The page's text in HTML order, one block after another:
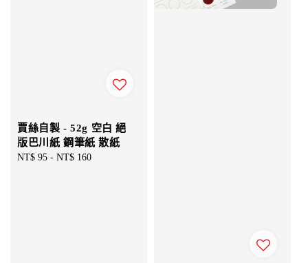
賈絲自製 - 52g 空白 絕
版巴川紙 鋼筆紙 散紙
Regular
NT$ 95 - NT$ 160